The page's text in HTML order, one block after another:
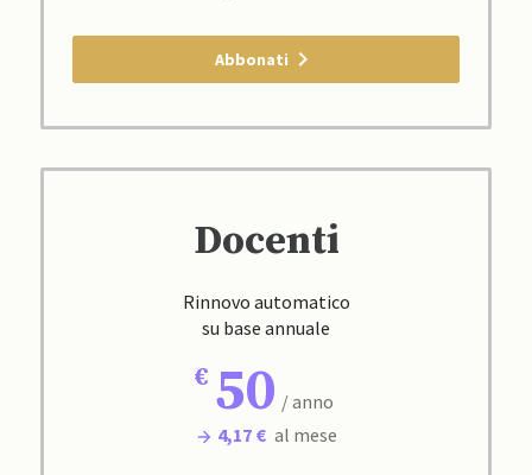
Abbonati
Docenti
Rinnovo automatico
su base annuale
50 / anno
4,17 € al mese